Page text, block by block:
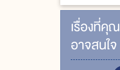
เรื่ิองที่คุณ
อาจสนใจ